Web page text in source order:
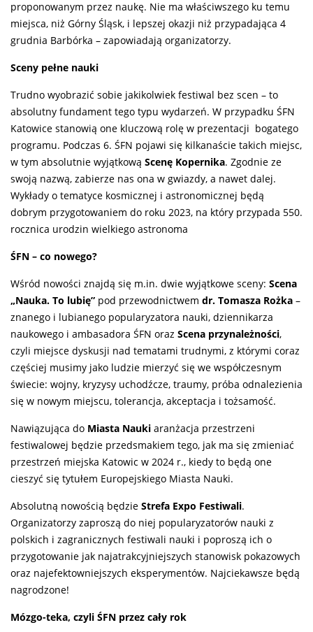
proponowanym przez naukę. Nie ma właściwszego ku temu
miejsca, niż Górny Śląsk, i lepszej okazji niż przypadająca 4
grudnia Barbórka – zapowiadają organizatorzy.
Sceny pełne nauki
Trudno wyobrazić sobie jakikolwiek festiwal bez scen – to
absolutny fundament tego typu wydarzeń. W przypadku ŚFN
Katowice stanowią one kluczową rolę w prezentacji bogatego
programu. Podczas 6. ŚFN pojawi się kilkanaście takich miejsc,
w tym absolutnie wyjątkową Scenę Kopernika. Zgodnie ze
swoją nazwą, zabierze nas ona w gwiazdy, a nawet dalej.
Wykłady o tematyce kosmicznej i astronomicznej będą
dobrym przygotowaniem do roku 2023, na który przypada 550.
rocznica urodzin wielkiego astronoma
ŚFN – co nowego?
Wśród nowości znajdą się m.in. dwie wyjątkowe sceny: Scena
„Nauka. To lubię” pod przewodnictwem dr. Tomasza Rożka –
znanego i lubianego popularyzatora nauki, dziennikarza
naukowego i ambasadora ŚFN oraz Scena przynależności,
czyli miejsce dyskusji nad tematami trudnymi, z którymi coraz
częściej musimy jako ludzie mierzyć się we współczesnym
świecie: wojny, kryzysy uchodźcze, traumy, próba odnalezienia
się w nowym miejscu, tolerancja, akceptacja i tożsamość.
Nawiązująca do Miasta Nauki aranżacja przestrzeni
festiwalowej będzie przedsmakiem tego, jak ma się zmieniać
przestrzeń miejska Katowic w 2024 r., kiedy to będą one
cieszyć się tytułem Europejskiego Miasta Nauki.
Absolutną nowością będzie Strefa Expo Festiwali.
Organizatorzy zaproszą do niej popularyzatorów nauki z
polskich i zagranicznych festiwali nauki i poproszą ich o
przygotowanie jak najatrakcyjniejszych stanowisk pokazowych
oraz najefektowniejszych eksperymentów. Najciekawsze będą
nagrodzone!
Mózgo-teka, czyli ŚFN przez cały rok